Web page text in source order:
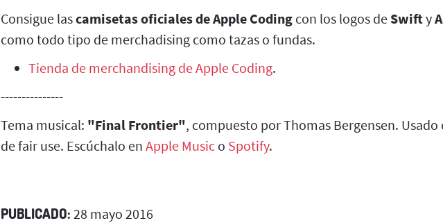
Consigue lascamisetas oficiales de Apple Coding con los logos de Swifty
como todo tipo de merchadising como tazas o fundas.
Tienda de merchandising de Apple Coding.
---------------
Tema musical: "Final Frontier", compuesto por Thomas Bergensen.
de fair use. Escúchalo en Apple Music o Spotify.
PUBLICADO: 28 mayo 2016